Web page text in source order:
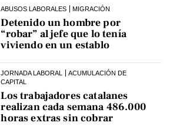
ABUSOS LABORALES MIGRACIÓN
Detenido un hombre por
“robar” al jefe que lo tenía
viviendo en un establo
JORNADA LABORAL
ACUMULACIÓN DE
CAPITAL
Los trabajadores catalanes
realizan cada semana 486.000
horas extras sin cobrar